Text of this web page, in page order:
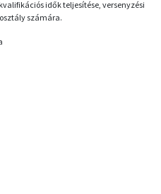
idők teljesítése, versenyzési
számára.